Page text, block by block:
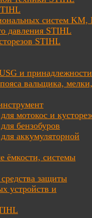
систем KM,
давления STIHL
STIHL
и принадлежности
вальщика, мелки,
мотокос и
бензобуров
аккумуляторной
ёмкости, системы
защиты
устройств и